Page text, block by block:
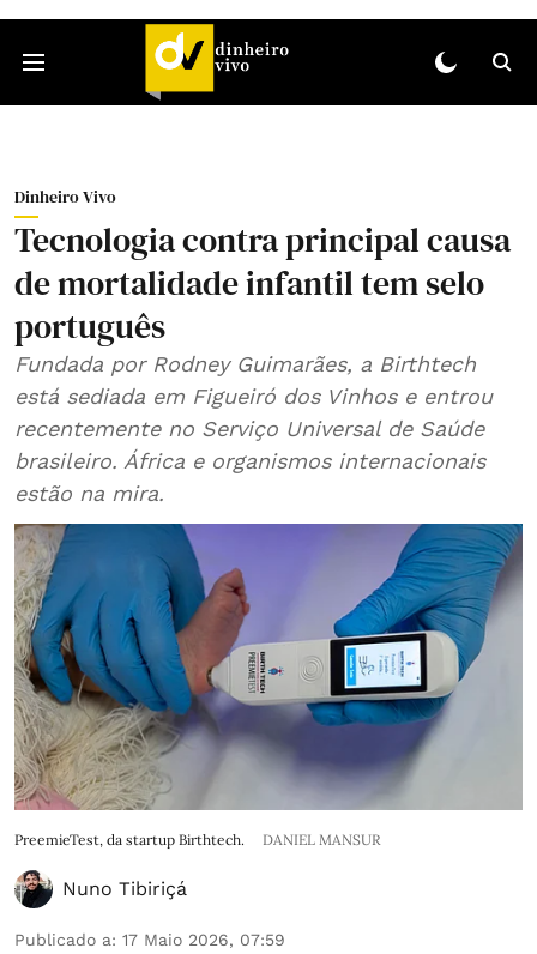
Dinheiro Vivo
Tecnologia contra principal causa
de mortalidade infantil tem selo
português
Fundada por Rodney Guimarães, a Birthtech
está sediada em Figueiró dos Vinhos e entrou
recentemente no Serviço Universal de Saúde
brasileiro. África e organismos internacionais
estão na mira.
PreemieTest, da startup Birthtech. DANIEL MANSUR
Nuno Tibiriçá
Publicado a: 17 Maio 2026, 07:59